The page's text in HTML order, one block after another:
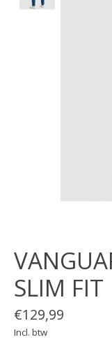
SLIM FIT
€129,99
Incl. btw